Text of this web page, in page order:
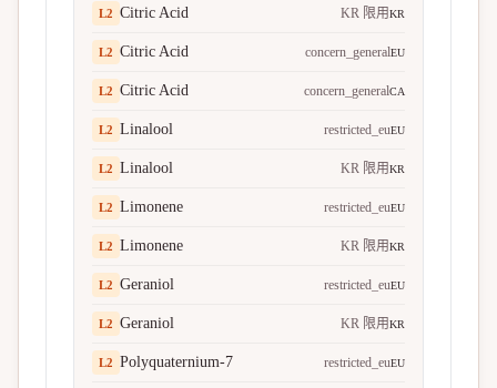
L2 Citric Acid KR 限用KR
L2 Citric Acid concern_generalEU
L2 Citric Acid concern_generalCA
L2 Linalool restricted_euEU
L2 Linalool KR 限用KR
L2 Limonene restricted_euEU
L2 Limonene KR 限用KR
L2 Geraniol restricted_euEU
L2 Geraniol KR 限用KR
L2 Polyquaternium-7 restricted_euEU